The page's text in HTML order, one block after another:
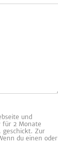
und
für 2 Monate
geschickt. Zur
du einen oder